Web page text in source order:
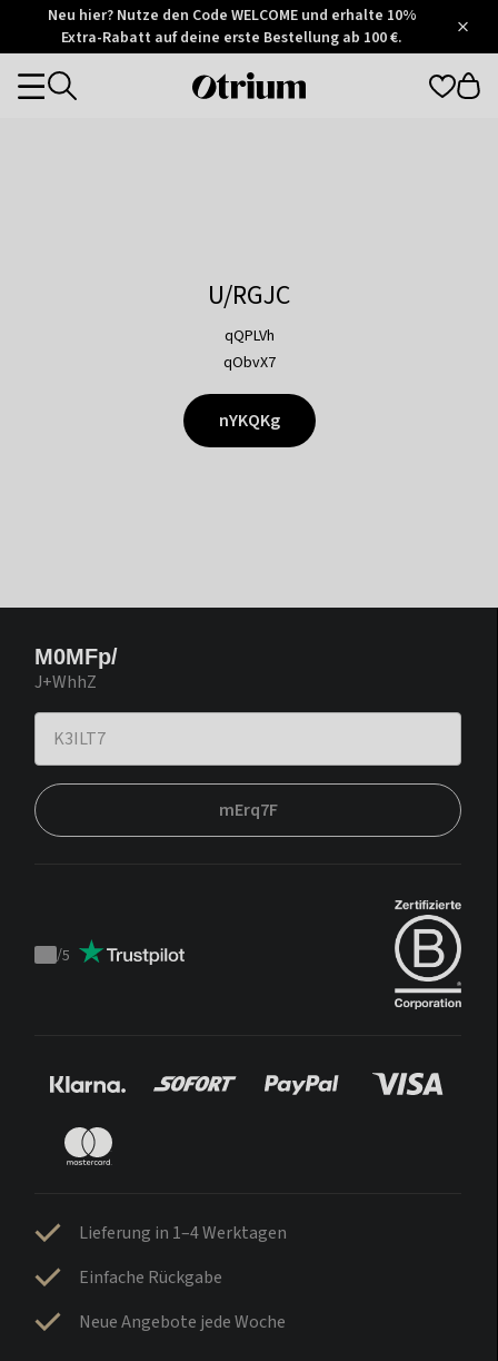
Otrium
Trustpilot
Neu hier? Nutze den Code WELCOME und erhalte 10%
Extra-Rabatt auf deine erste Bestellung ab 100 €.
Otrium
Categories
U/RGJC
qQPLVh
qObvX7
nYKQKg
M0MFp/
J+WhhZ
mErq7F
Trustpilot
/5
Lieferung in 1–4 Werktagen
Einfache Rückgabe
Neue Angebote jede Woche